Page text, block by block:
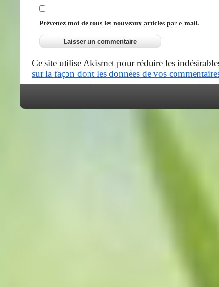
Prévenez-moi de tous les nouveaux articles par e-mail.
Ce site utilise Akismet pour réduire les
sur la façon dont les données de vos